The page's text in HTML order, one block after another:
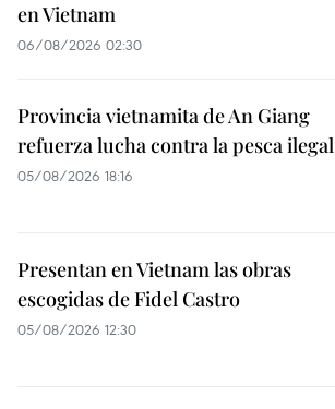
en Vietnam
06/08/2026 02:30
Provincia vietnamita de An Giang
refuerza lucha contra la pesca ilegal
05/08/2026 18:16
Presentan en Vietnam las obras
escogidas de Fidel Castro
05/08/2026 12:30